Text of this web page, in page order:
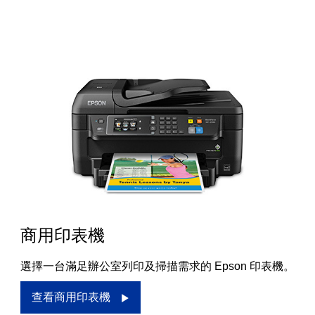
商用印表機
選擇一台滿足辦公室列印及掃描需求的 Epson 印表機。
查看商用印表機